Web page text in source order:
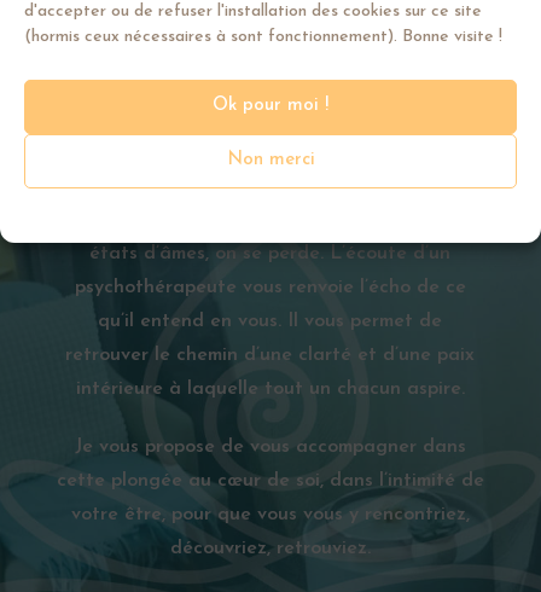
d'accepter ou de refuser l'installation des cookies sur ce site
(hormis ceux nécessaires à sont fonctionnement). Bonne visite !
Ok pour moi !
Non merci
Pourquoi me consulter ?
états d’âmes, on se perde. L’écoute d’un
psychothérapeute vous renvoie l’écho de ce
qu’il entend en vous. Il vous permet de
retrouver le chemin d’une clarté et d’une paix
intérieure à laquelle tout un chacun aspire.
Je vous propose de vous accompagner dans
cette plongée au cœur de soi, dans l’intimité de
votre être, pour que vous vous y rencontriez,
découvriez, retrouviez.